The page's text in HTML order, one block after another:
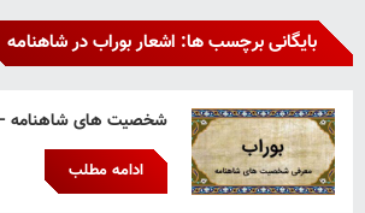
بایگانی برچسب ها: اشعار بوراب در شاهنامه
شخصیت های شاهنامه –
ادامه مطلب